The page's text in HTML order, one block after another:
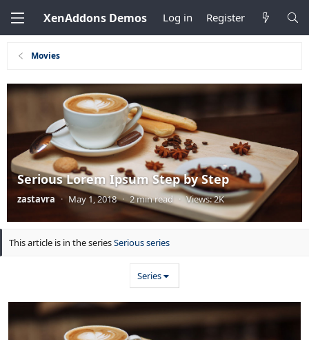
XenAddons Demos Log in Register
Movies
Serious Lorem Ipsum Step by Step
zastavra · May 1, 2018 · 2 min read · Views: 2K
This article is in the seriesSerious series
Series